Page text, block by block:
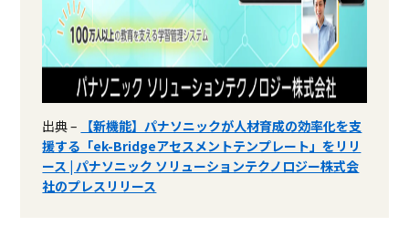
出典 –
【新機能】パナソニックが人材育成の効率化を支
援する「ek-Bridgeアセスメントテンプレート」をリリ
ース | パナソニック ソリューションテクノロジー株式会
社のプレスリリース